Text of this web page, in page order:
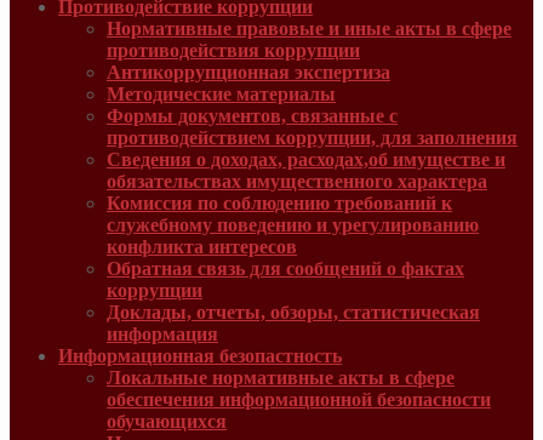
Противодействие коррупции
Нормативные правовые и иные акты в сфере
противодействия коррупции
Антикоррупционная экспертиза
Методические материалы
Формы документов, связанные с
противодействием коррупции, для заполнения
Сведения о доходах, расходах,об имуществе и
обязательствах имущественного характера
Комиссия по соблюдению требований к
служебному поведению и урегулированию
конфликта интересов
Обратная связь для сообщений о фактах
коррупции
Доклады, отчеты, обзоры, статистическая
информация
Информационная безопастность
Локальные нормативные акты в сфере
обеспечения информационной безопасности
обучающихся